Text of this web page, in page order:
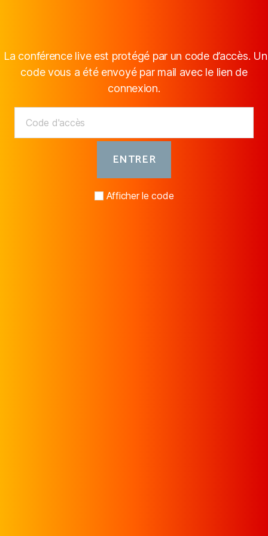
La conférence live est protégé par un code d’accès. Un
code vous a été envoyé par mail avec le lien de
connexion.
Afficher le code